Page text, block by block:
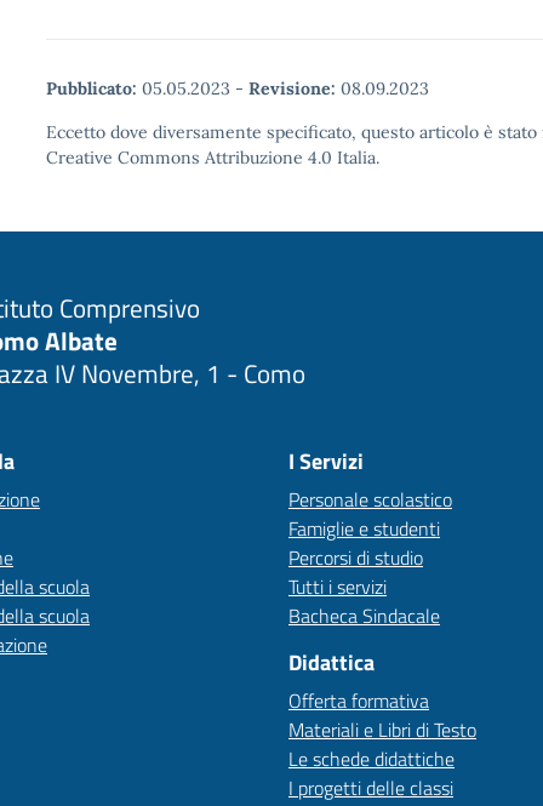
Pubblicato: 05.05.2023 - Revisione: 08.09.2023
Eccetto dove diversamente specificato, questo articolo è
Creative Commons Attribuzione 4.0 Italia.
Comprensivo
Albate
IV Novembre, 1 - Como
scuola
scuola
I Servizi
Personale scolastico
Famiglie e studenti
Percorsi di studio
Tutti i servizi
Bacheca Sindacale
Didattica
Offerta formativa
Materiali e Libri di Testo
Le schede didattiche
I progetti delle classi